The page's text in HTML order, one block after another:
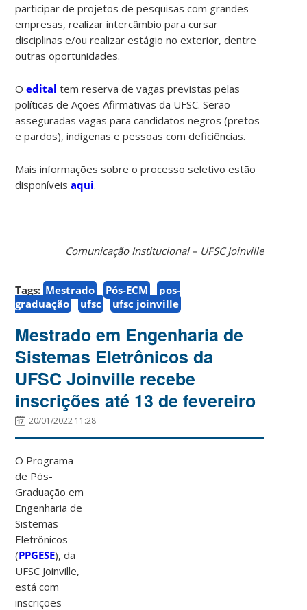
participar de projetos de pesquisas com grandes
empresas, realizar intercâmbio para cursar
disciplinas e/ou realizar estágio no exterior, dentre
outras oportunidades.
Oedital tem reserva de vagas previstas pelas
políticas de Ações Afirmativas da UFSC. Serão
asseguradas vagas para candidatos negros (pretos
e pardos), indígenas e pessoas com deficiências.
Mais informações sobre o processo seletivo estão
disponíveisaqui.
Comunicação Institucional – UFSC Joinville
Tags: Mestrado Pós-ECM
pos-
graduação
ufsc ufsc joinville
Mestrado em Engenharia de
Sistemas Eletrônicos da
UFSC Joinville recebe
inscrições até 13 de fevereiro
20/01/2022 11:28
O Programa
de Pós-
Graduação em
Engenharia de
Sistemas
Eletrônicos
(PPGESE), da
UFSC Joinville,
está com
inscrições